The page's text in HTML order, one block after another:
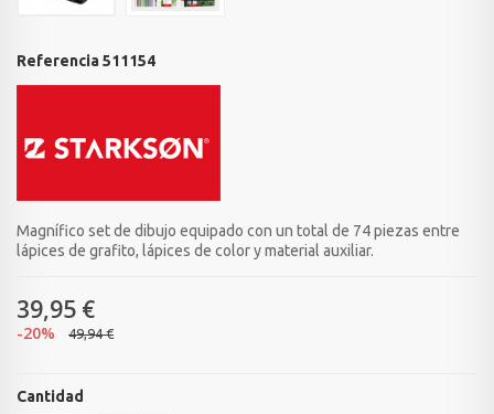
Referencia511154
Magnífico set de dibujo equipado con un total de 74 piezas entre
lápices de grafito, lápices de color y material auxiliar.
39,95 €
-20% 49,94 €
Cantidad